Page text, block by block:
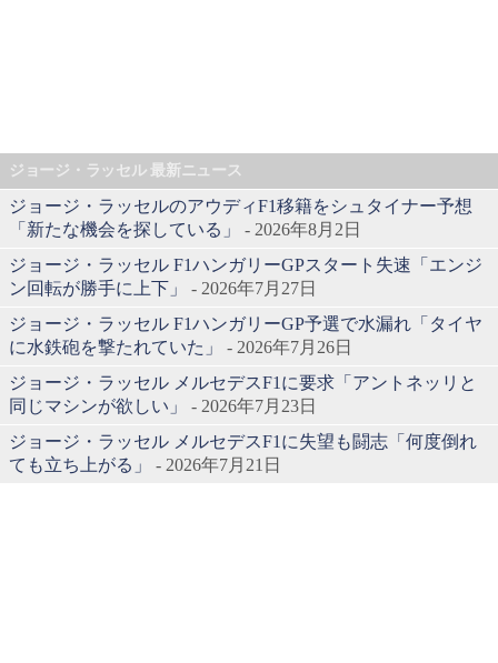
ジョージ・ラッセル 最新ニュース
ジョージ・ラッセルのアウディF1移籍をシュタイナー予想
「新たな機会を探している」
- 2026年8月2日
ジョージ・ラッセル F1ハンガリーGPスタート失速「エンジ
ン回転が勝手に上下」
- 2026年7月27日
ジョージ・ラッセル F1ハンガリーGP予選で水漏れ「タイヤ
に水鉄砲を撃たれていた」
- 2026年7月26日
ジョージ・ラッセル メルセデスF1に要求「アントネッリと
同じマシンが欲しい」
- 2026年7月23日
ジョージ・ラッセル メルセデスF1に失望も闘志「何度倒れ
ても立ち上がる」
- 2026年7月21日